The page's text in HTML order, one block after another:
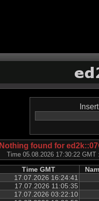
Nothing found for
Time 05.08.2026 17:30:22
Time GMT
17.07.2026 16:24:41
17.07.2026 11:05:35
17.07.2026 03:22:10